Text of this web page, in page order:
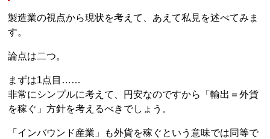
製造業の視点から現状を考えて、あえて私見を述べてみま
す。
論点は二つ。
まずは1点目……
非常にシンプルに考えて、円安なのですから「輸出＝外貨
を稼ぐ」方針を考えるべきでしょう。
「インバウンド産業」も外貨を稼ぐという意味では同等で